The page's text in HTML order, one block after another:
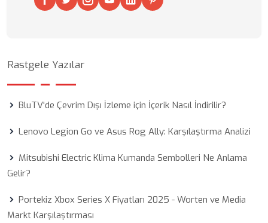
Rastgele Yazılar
BluTV'de Çevrim Dışı İzleme için İçerik Nasıl İndirilir?
Lenovo Legion Go ve Asus Rog Ally: Karşılaştırma Analizi
Mitsubishi Electric Klima Kumanda Sembolleri Ne Anlama
Gelir?
Portekiz Xbox Series X Fiyatları 2025 - Worten ve Media
Markt Karşılaştırması